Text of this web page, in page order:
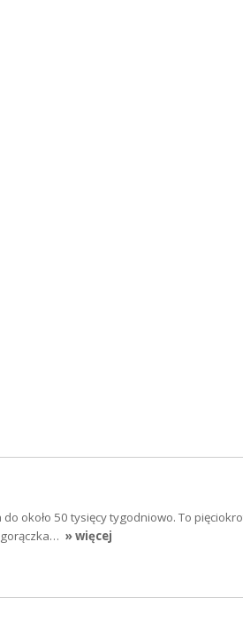
około 50 tysięcy tygodniowo. To
» więcej